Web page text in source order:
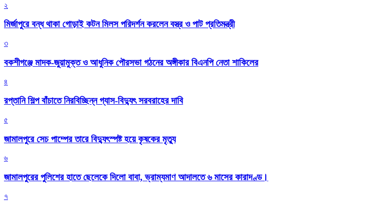
২
মির্জাপুরে বন্ধ থাকা গোড়াই কটন মিলস পরিদর্শন করলেন বস্ত্র ও পাট প্রতিমন্ত্রী
৩
বকশীগঞ্জে মাদক-জুয়ামুক্ত ও আধুনিক পৌরসভা গঠনের অঙ্গীকার বিএনপি নেতা শাকিলের
৪
রপ্তানি শিল্প বাঁচাতে নিরবিচ্ছিন্ন গ্যাস-বিদ্যুৎ সরবরাহের দাবি
৫
জামালপুরে সেচ পাম্পের তারে বিদ্যুৎস্পষ্ট হয়ে কৃষকের মৃত্যু
৬
জামালপুরের পুলিশের হাতে ছেলেকে দিলো বাবা, ভ্রাম্যমাণ আদালতে ৬ মাসের কারাদণ্ড।
৭